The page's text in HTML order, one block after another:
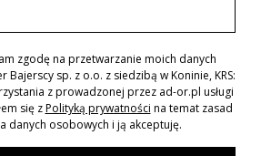
zgodę na przetwarzanie moich danych
Bajerscy sp. z o.o. z siedzibą w Koninie, KRS:
z prowadzonej przez ad-or.pl usługi
się zPolityką prywatności na temat zasad
danych osobowych i ją akceptuję.